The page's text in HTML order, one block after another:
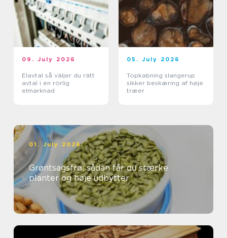
09. July 2026
Elavtal så väljer du rätt
avtal i en rörlig
elmarknad
05. July 2026
Topkabning slangerup
sikker beskæring af høje
træer
01. July 2026
Grøntsagsfrø: sådan får du stærke
planter og høje udbytter